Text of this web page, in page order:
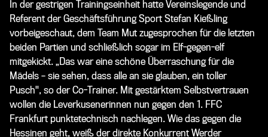
In der gestrigen Trainingseinheit hatte Vereinslegende und
Referent der Geschäftsführung Sport Stefan Kießling
vorbeigeschaut, dem Team Mut zugesprochen für die letzten
beiden Partien und schließlich sogar im Elf-gegen-elf
mitgekickt. „Das war eine schöne Überraschung für die
Mädels – sie sehen, dass alle an sie glauben, ein toller
Pusch", so der Co-Trainer. Mit gestärktem Selbstvertrauen
wollen die Leverkusenerinnen nun gegen den 1. FFC
Frankfurt punktetechnisch nachlegen. Wie das gegen die
Hessinen geht, weiß der direkte Konkurrent Werder